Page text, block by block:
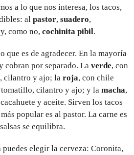
a lo que nos interesa, los tacos,
al pastor, suadero,
y, como no, cochinita pibil.
que es de agradecer. En la mayoría
cobran por separado. La verde, con
cilantro y ajo; la roja, con chile
cilantro y ajo; y la macha,
y aceite. Sirven los tacos
popular es al pastor. La carne es
se equilibra.
puedes elegir la cerveza: Coronita,